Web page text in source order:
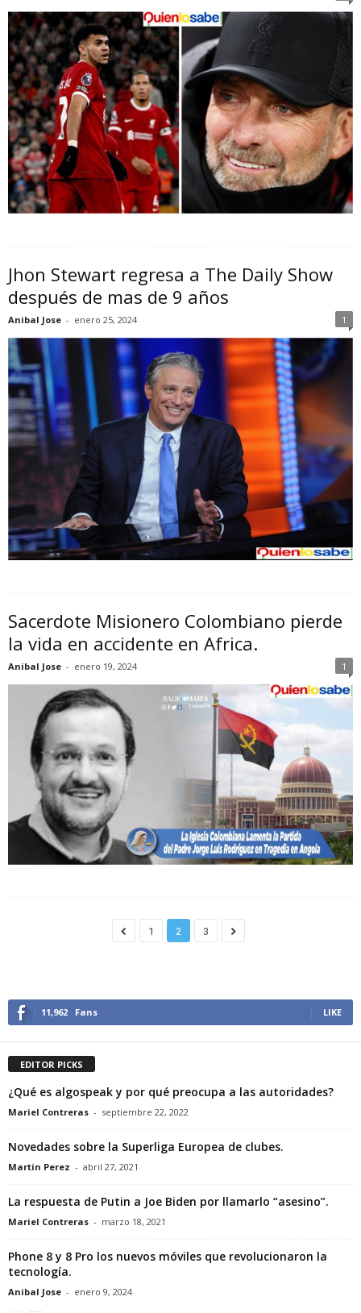
Jhon Stewart regresa a The Daily Show
después de mas de 9 años
Anibal Jose - enero 25, 2024 1
Sacerdote Misionero Colombiano pierde
la vida en accidente en Africa.
Anibal Jose - enero 19, 2024 1
1 2 3
11,962 Fans LIKE
EDITOR PICKS
¿Qué es algospeak y por qué preocupa a las autoridades?
Mariel Contreras - septiembre 22, 2022
Novedades sobre la Superliga Europea de clubes.
Martin Perez - abril 27, 2021
La respuesta de Putin a Joe Biden por llamarlo “asesino”.
Mariel Contreras - marzo 18, 2021
Phone 8 y 8 Pro los nuevos móviles que revolucionaron la
tecnología.
Anibal Jose - enero 9, 2024